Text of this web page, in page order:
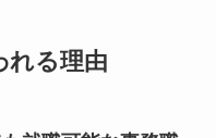
れる理由